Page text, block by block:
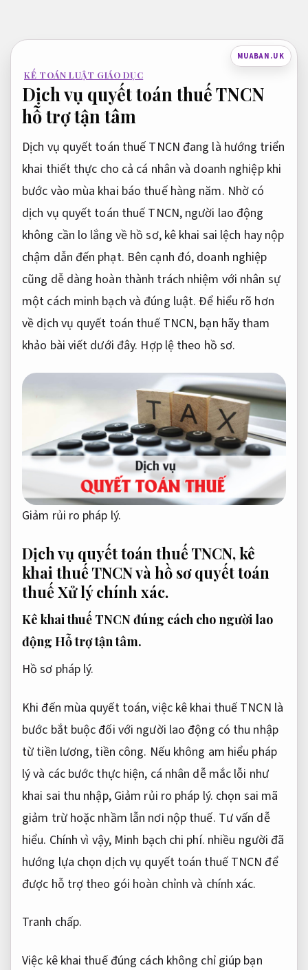
nội
dung
MUABAN.UK
KẾ TOÁN LUẬT GIÁO DỤC
Dịch vụ quyết toán thuế TNCN
hỗ trợ tận tâm
Dịch vụ quyết toán thuế TNCN đang là hướng triển
khai thiết thực cho cả cá nhân và doanh nghiệp khi
bước vào mùa khai báo thuế hàng năm. Nhờ có
dịch vụ quyết toán thuế TNCN, người lao động
không cần lo lắng về hồ sơ, kê khai sai lệch hay nộp
chậm dẫn đến phạt. Bên cạnh đó, doanh nghiệp
cũng dễ dàng hoàn thành trách nhiệm với nhân sự
một cách minh bạch và đúng luật. Để hiểu rõ hơn
về dịch vụ quyết toán thuế TNCN, bạn hãy tham
khảo bài viết dưới đây. Hợp lệ theo hồ sơ.
Giảm rủi ro pháp lý.
Dịch vụ quyết toán thuế TNCN, kê
khai thuế TNCN và hồ sơ quyết toán
thuếXử lý chính xác.
Kê khai thuế TNCN đúng cách cho người lao
động Hỗ trợ tận tâm.
Hồ sơ pháp lý.
Khi đến mùa quyết toán, việc kê khai thuế TNCN là
bước bắt buộc đối với người lao động có thu nhập
từ tiền lương, tiền công. Nếu không am hiểu pháp
lý và các bước thực hiện, cá nhân dễ mắc lỗi như
khai sai thu nhập, Giảm rủi ro pháp lý. chọn sai mã
giảm trừ hoặc nhầm lẫn nơi nộp thuế. Tư vấn dễ
hiểu. Chính vì vậy, Minh bạch chi phí. nhiều người đã
hướng lựa chọn dịch vụ quyết toán thuế TNCN để
được hỗ trợ theo gói hoàn chỉnh và chính xác.
Tranh chấp.
Việc kê khai thuế đúng cách không chỉ giúp bạn